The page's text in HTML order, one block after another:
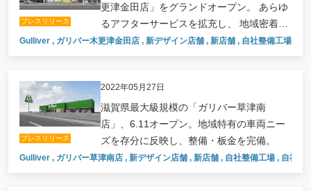
プレスリリース
更津金田店」をグランドオープン。 あらゆ
るアフターサービスを拡充し、 地域密着型
の店舗を目指す。
Gulliver , ガリバー木更津金田店 , 新デザイン店舗 , 新店舗 , 自社整備工場
2022年05月27日
プレスリリース
滋賀県最大級規模の「ガリバー草津南
店」、6.11オープン。地域特有の車両ニー
ズを存分に反映し、整備・板金を完備。
Gulliver , ガリバー草津南店 , 新デザイン店舗 , 新店舗 , 自社整備工場 , 自社板